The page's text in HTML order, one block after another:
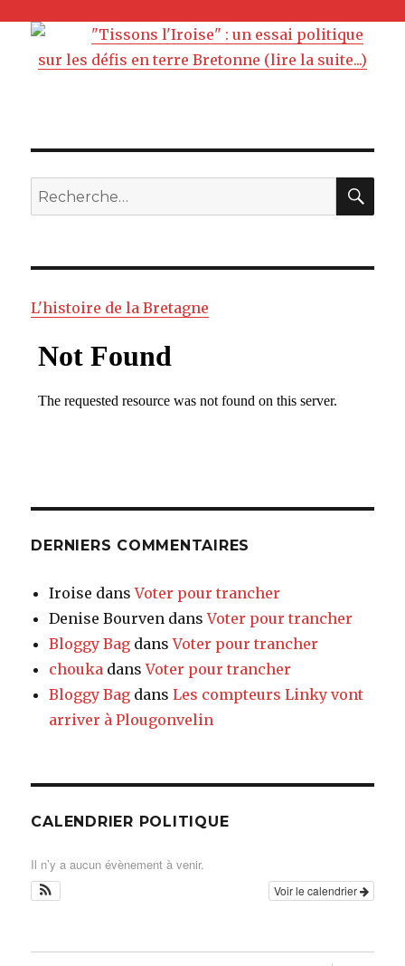
"Tissons l'Iroise" : un essai politique
sur les défis en terre Bretonne (lire la suite...)
Recherche
pour
L'histoire de la Bretagne
DERNIERS COMMENTAIRES
Iroise dansVoter pour trancher
Denise Bourven dansVoter pour trancher
Bloggy Bag dansVoter pour trancher
chouka dansVoter pour trancher
Bloggy Bag dansLes compteurs Linky vont
arriver à Plougonvelin
CALENDRIER POLITIQUE
Il n’y a aucun évènement à venir.
Voir le calendrier